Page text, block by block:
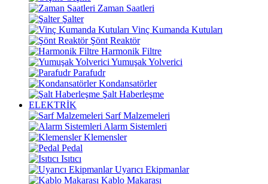
Zaman Saatleri
Şalter
Vinç Kumanda Kutuları
Şönt Reaktör
Harmonik Filtre
Yumuşak Yolverici
Parafudr
Kondansatörler
Şalt Haberleşme
ELEKTRİK
Sarf Malzemeleri
Alarm Sistemleri
Klemensler
Pedal
Isıtıcı
Uyarıcı Ekipmanlar
Kablo Makarası